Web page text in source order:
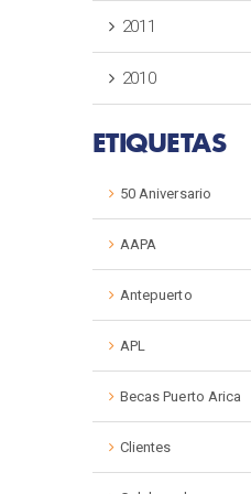
2011
2010
ETIQUETAS
50 Aniversario
AAPA
Antepuerto
APL
Becas Puerto Arica
Clientes